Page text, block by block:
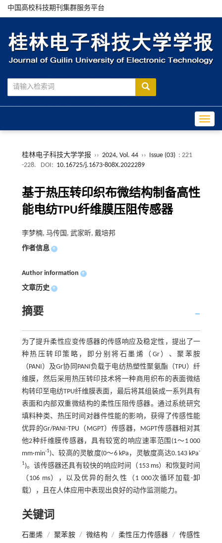
中国高校科技期刊集群服务平台
桂林电子科技大学学报 ›› 2024, Vol. 44 ›› Issue (03) : 221
-228.
DOI: 10.16725/j.1673-808X.2022289
基于热压转印织布微结构制备高性
能电纺TPU纤维膜压阻传感器
李梦楠, 马传国, 武家昕, 戴培邦
作者信息 +
Author information +
文章历史 +
摘要
为了提升柔性应变传感器的传感响应及稳定性，提出了一
种热压转印策略，即分别将石墨烯（Gr）、聚苯胺
（PANI）及Gr协同PANI负载于电纺热塑性聚氨酯（TPU）纤
维膜，然后采用热压转印技术将一种商用织布的表面微结
构转印至电纺TPU纤维膜表面，最后将其组装成一系列具有
表面和内部双重微结构的柔性压阻传感器。通过系统研究
填料种类、热压时间对器件性能的影响，获得了传感性能
优异的Gr/PANI-TPU（MGPT）传感器，MGPT传感器相对其
他2种纤维膜传感器，具有较宽的响应速率范围(1～1 000
mm·min-1)、较高的灵敏度(0～6 kPa，灵敏度高达0.143 kPa-
1)。该传感器还具有较快的响应时间（153 ms）和恢复时间
（106 ms），以及优异的耐久性（1 000次循环加载-卸
载），且在人体应用中表现出良好的动作监测能力。
关键词
石墨烯 / 聚苯胺 / 微结构 / 柔性压力传感器 / 传感性